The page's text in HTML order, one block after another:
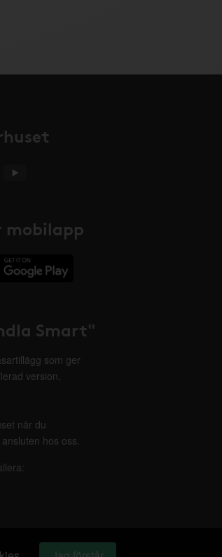
mobilapp
Smart"
som ger
version,
när du
hos oss.